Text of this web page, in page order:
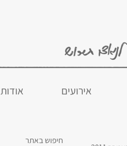
אירועים אודות
חיפוש באתר